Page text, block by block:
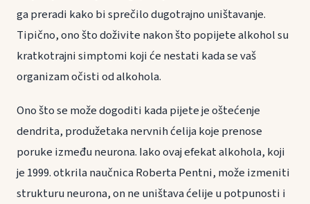
ga preradi kako bi sprečilo dugotrajno uništavanje.
Tipično, ono što doživite nakon što popijete alkohol su
kratkotrajni simptomi koji će nestati kada se vaš
organizam očisti od alkohola.
Ono što se može dogoditi kada pijete je oštećenje
dendrita, produžetaka nervnih ćelija koje prenose
poruke između neurona. Iako ovaj efekat alkohola, koji
je 1999. otkrila naučnica Roberta Pentni, može izmeniti
strukturu neurona, on ne uništava ćelije u potpunosti i